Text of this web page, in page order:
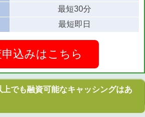
最短30分
最短即日
込みはこちら
でも融資可能なキャッシングはあ